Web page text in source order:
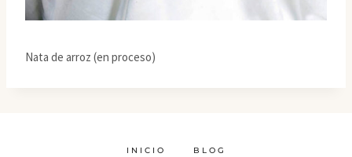
Nata de arroz (en proceso)
INICIO BLOG